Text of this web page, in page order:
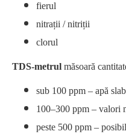
fierul
nitrații / nitriții
clorul
TDS-metrul măsoară
sub 100 ppm – apă
100–300 ppm – valori
peste 500 ppm –